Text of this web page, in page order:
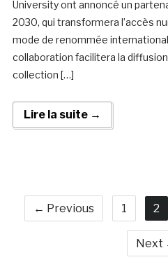
University ont annoncé un
2030, qui transformera l’accès
mode de renommée
collaboration facilitera la
collection […]
Lire la suite →
← Previous 1 2
Next